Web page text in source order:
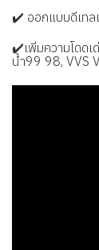
✔️ ออกแบบดีเทล
✔️เพิ่มความโดดเ
น้ำ99 98, VVS